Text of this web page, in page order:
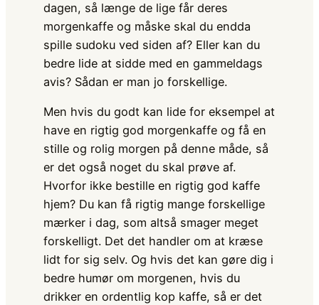
dagen, så længe de lige får deres
morgenkaffe og måske skal du endda
spille sudoku ved siden af? Eller kan du
bedre lide at sidde med en gammeldags
avis? Sådan er man jo forskellige.
Men hvis du godt kan lide for eksempel at
have en rigtig god morgenkaffe og få en
stille og rolig morgen på denne måde, så
er det også noget du skal prøve af.
Hvorfor ikke bestille en rigtig god kaffe
hjem? Du kan få rigtig mange forskellige
mærker i dag, som altså smager meget
forskelligt. Det det handler om at kræse
lidt for sig selv. Og hvis det kan gøre dig i
bedre humør om morgenen, hvis du
drikker en ordentlig kop kaffe, så er det